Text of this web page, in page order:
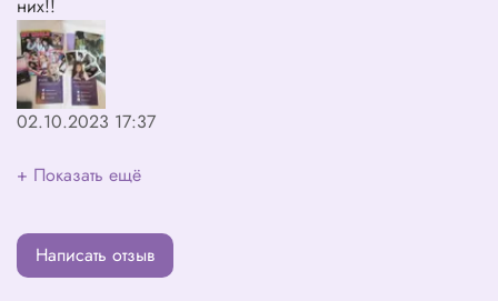
них!!
02.10.2023 17:37
+ Показать ещё
Написать отзыв